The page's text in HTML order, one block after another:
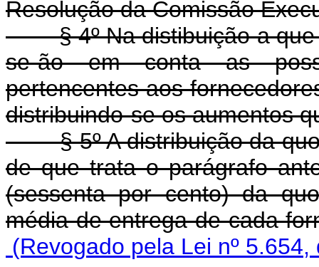
Resolução da Comissão
§ 4º Na distibuição a que
se-ão em conta as
pertencentes aos
distribuindo-se os aumentos
§ 5º A distribuição da
de que trata o parágrafo
(sessenta por cento) da
média de entrega de cada
(Revogado pela Lei nº